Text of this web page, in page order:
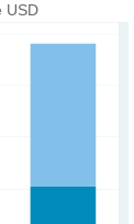
USD